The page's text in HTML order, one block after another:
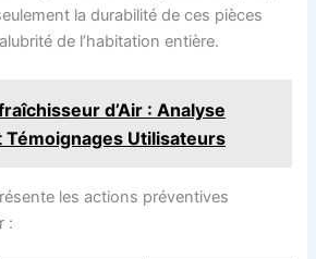
la durabilité de ces pièces
de l’habitation entière.
d’Air : Analyse
Utilisateurs
les actions préventives
: